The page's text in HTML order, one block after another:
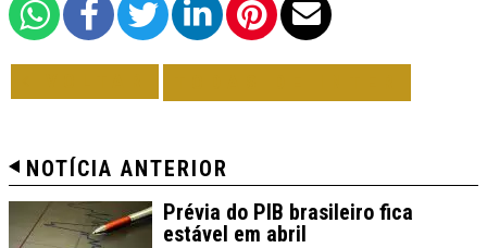
NOTÍCIA ANTERIOR
Prévia do PIB brasileiro fica
estável em abril